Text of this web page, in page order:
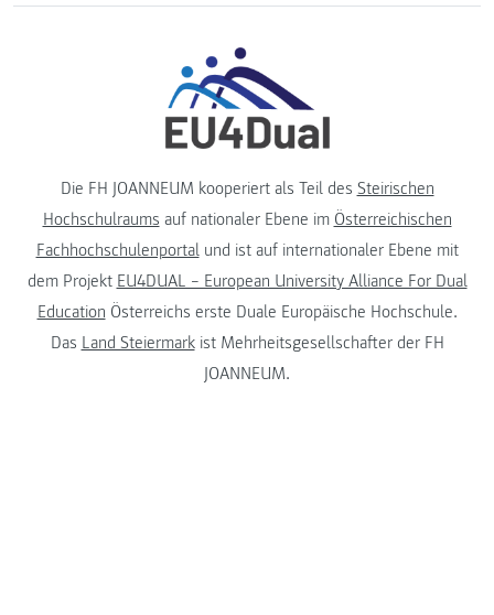
Die FH JOANNEUM kooperiert als Teil des Steirischen
Hochschulraums auf nationaler Ebene im Österreichischen
Fachhochschulenportalund ist auf internationaler Ebene mit
dem Projekt EU4DUAL – European University Alliance For Dual
Education Österreichs erste Duale Europäische Hochschule.
Das Land Steiermarkist Mehrheitsgesellschafter der FH
JOANNEUM.